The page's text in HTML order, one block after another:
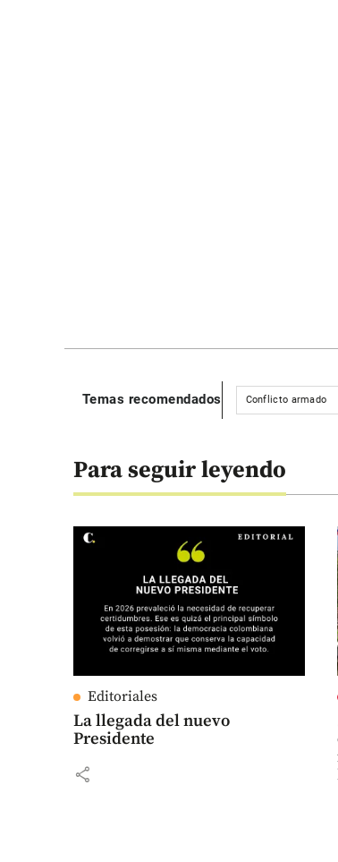
Temas recomendados Conflicto armado
Para seguir leyendo
Editoriales
La llegada del nuevo
Presidente
share